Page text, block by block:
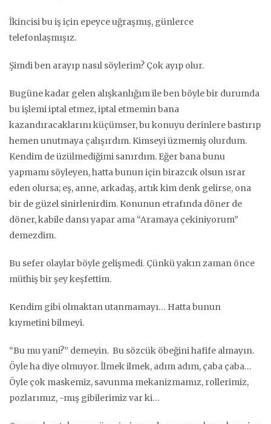
İkincisi bu iş için epeyce uğraşmış, günlerce
telefonlaşmışız.
Şimdi ben arayıp nasıl söylerim? Çok ayıp olur.
Bugüne kadar gelen alışkanlığım ile ben böyle bir durumda
bu işlemi iptal etmez, iptal etmemin bana
kazandıracaklarını küçümser, bu konuyu derinlere bastırıp
hemen unutmaya çalışırdım. Kimseyi üzmemiş olurdum.
Kendim de üzülmediğimi sanırdım. Eğer bana bunu
yapmamı söyleyen, hatta bunun için birazcık olsun ısrar
eden olursa; eş, anne, arkadaş, artık kim denk gelirse, ona
bir de güzel sinirlenirdim. Konunun etrafında döner de
döner, kabile dansı yapar ama “Aramaya çekiniyorum”
demezdim.
Bu sefer olaylar böyle gelişmedi. Çünkü yakın zaman önce
müthiş bir şey keşfettim.
Kendim gibi olmaktan utanmamayı… Hatta bunun
kıymetini bilmeyi.
“Bu mu yani?” demeyin. Bu sözcük öbeğini hafife almayın.
Öyle ha diye olmuyor. İlmek ilmek, adım adım, çaba çaba…
Öyle çok maskemiz, savunma mekanizmamız, rollerimiz,
pozlarımız, -mış gibilerimiz var ki…